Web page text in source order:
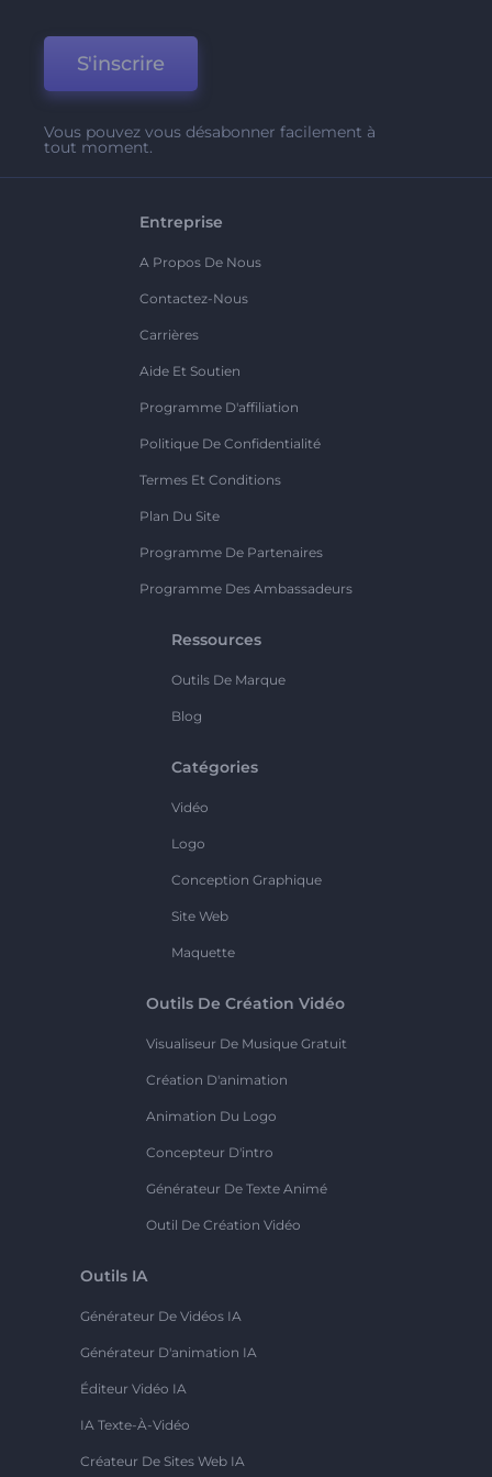
S'inscrire
Vous pouvez vous désabonner facilement à
tout moment.
Entreprise
A Propos De Nous
Contactez-Nous
Carrières
Aide Et Soutien
Programme D'affiliation
Politique De Confidentialité
Termes Et Conditions
Plan Du Site
Programme De Partenaires
Programme Des Ambassadeurs
Ressources
Outils De Marque
Blog
Catégories
Vidéo
Logo
Conception Graphique
Site Web
Maquette
Outils De Création Vidéo
Visualiseur De Musique Gratuit
Création D'animation
Animation Du Logo
Concepteur D'intro
Générateur De Texte Animé
Outil De Création Vidéo
Outils IA
Générateur De Vidéos IA
Générateur D'animation IA
Éditeur Vidéo IA
IA Texte-À-Vidéo
Créateur De Sites Web IA